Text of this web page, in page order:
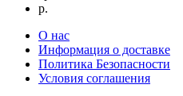
р.
О нас
Информация о доставке
Политика Безопасности
Условия соглашения